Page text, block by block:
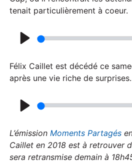
tenait particulièrement à coeur.
l
a
Félix Caillet est décédé ce
après une vie riche de surprises.
l
a
y
L’émissionMoments Partagés
Caillet en 2018 est à retrouver
sera retransmise demain à